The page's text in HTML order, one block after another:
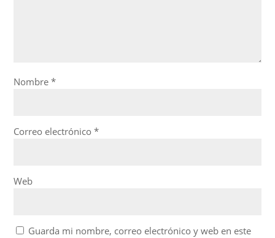
Nombre*
Correo electrónico*
Web
Guarda mi nombre, correo electrónico y web en este